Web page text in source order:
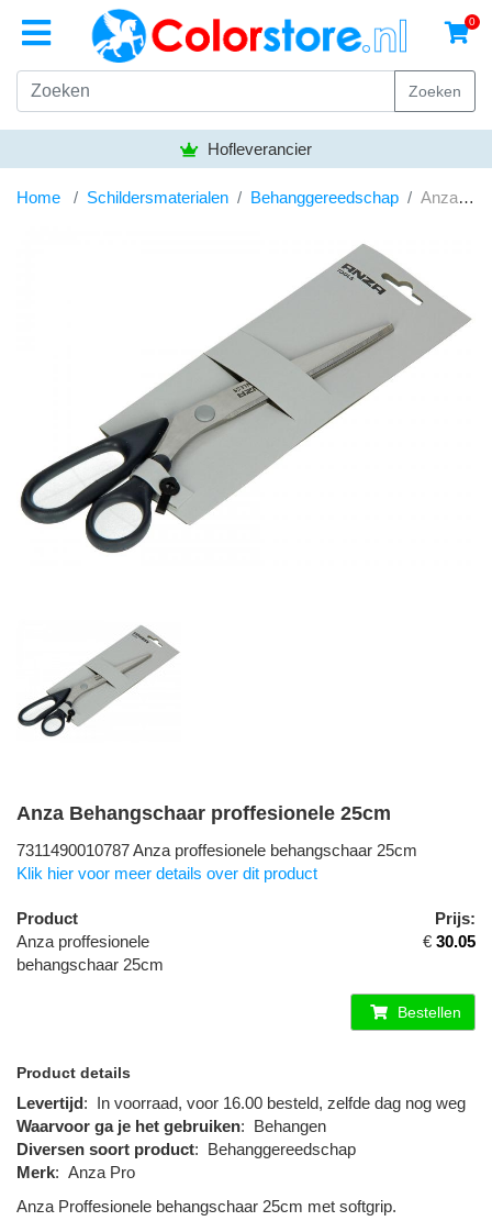
0
Zoeken
Hofleverancier
Home Schildersmaterialen Behanggereedschap Anza proffesionele behangschaar 25cm
Anza Behangschaar proffesionele 25cm
7311490010787 Anza proffesionele behangschaar 25cm
Klik hier voor meer details over dit product
Product
Prijs:
Anza proffesionele
behangschaar 25cm
€ 30.05
Bestellen
Product details
Levertijd: In voorraad, voor 16.00 besteld, zelfde dag nog weg
Waarvoor ga je het gebruiken: Behangen
Diversen soort product: Behanggereedschap
Merk: Anza Pro
Anza Proffesionele behangschaar 25cm met softgrip.